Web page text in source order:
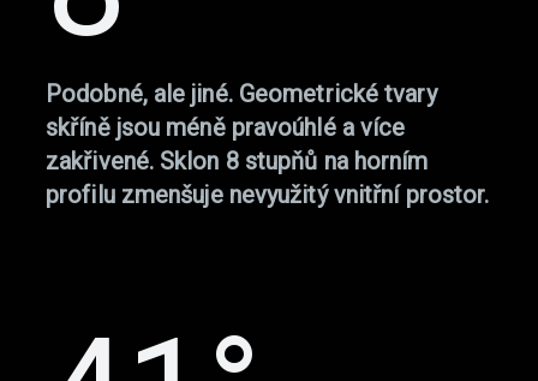
Podobné, ale jiné. Geometrické tvary
skříně jsou méně pravoúhlé a více
zakřivené. Sklon 8 stupňů na horním
profilu zmenšuje nevyužitý vnitřní prostor.